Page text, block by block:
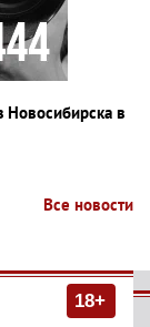
Новосибирска в
Все новости
18+